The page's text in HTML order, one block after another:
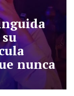
nunca